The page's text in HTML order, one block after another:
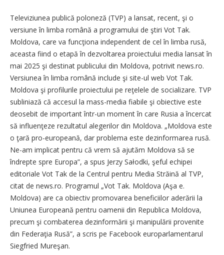
Televiziunea publică poloneză (TVP) a lansat, recent, şi o
versiune în limba română a programului de ştiri Vot Tak.
Moldova, care va funcţiona independent de cel în limba rusă,
aceasta fiind o etapă în dezvoltarea proiectului media lansat în
mai 2025 şi destinat publicului din Moldova, potrivit news.ro.
Versiunea în limba română include şi site-ul web Vot Tak.
Moldova şi profilurile proiectului pe reţelele de socializare. TVP
subliniază că accesul la mass-media fiabile şi obiective este
deosebit de important într-un moment în care Rusia a încercat
să influenţeze rezultatul alegerilor din Moldova. „Moldova este
o ţară pro-europeană, dar problema este dezinformarea rusă.
Ne-am implicat pentru că vrem să ajutăm Moldova să se
îndrepte spre Europa”, a spus Jerzy Sałodki, şeful echipei
editoriale Vot Tak de la Centrul pentru Media Străină al TVP,
citat de news.ro. Programul „Vot Tak. Moldova (Aşa e.
Moldova) are ca obiectiv promovarea beneficiilor aderării la
Uniunea Europeană pentru oamenii din Republica Moldova,
precum şi combaterea dezinformării şi manipulării provenite
din Federaţia Rusă”, a scris pe Facebook europarlamentarul
Siegfried Mureşan.